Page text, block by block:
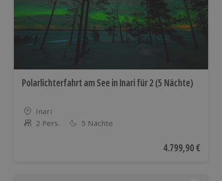
Polarlichterfahrt am See in Inari für 2 (5 Nächte)
Standort
Inari
Anzahl der Teilnehmer
2 Pers. 5 Nächte
Aktueller Preis
4.799,90 €